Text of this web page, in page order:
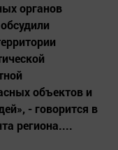
органов
объектов и
- говорится в
региона....